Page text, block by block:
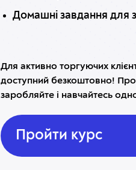
Домашні завдання для
Для активно торгуючих
доступний безкоштовно!
заробляйте і навчайтесь
Пройти курс